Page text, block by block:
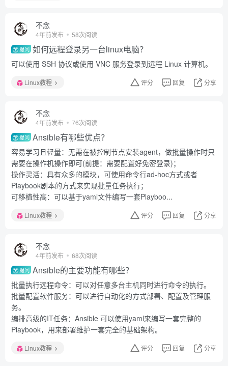
不念
4年前发布 58次阅读
提问 如何远程登录另一台linux电脑？
可以使用 SSH 协议或使用 VNC 服务登录到远程 Linux 计算机。
Linux教程 评分 回复 分享
不念
4年前发布 76次阅读
提问 Ansible有哪些优点？
容易学习且轻量：无需在被控制节点安装agent，做批量操作时只
需要在操作机操作即可(前提：需要配置好免密登录)；
操作灵活：具有众多的模块，可使用命令行ad-hoc方式或者
Playbook剧本的方式来实现批量任务执行；
可移植性高：可以基于yaml文件编写一套Playboo...
Linux教程 评分 回复 分享
不念
4年前发布 68次阅读
提问 Ansible的主要功能有哪些？
批量执行远程命令：可以对任意多台主机同时进行命令的执行。
批量配置软件服务：可以进行自动化的方式部署、配置及管理服
务。
编排高级的IT任务：Ansible 可以使用yaml来编写一套完整的
Playbook，用来部署维护一套完全的基础架构。
Linux教程 评分 回复 分享